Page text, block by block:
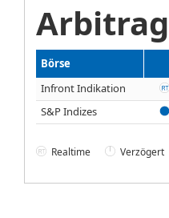
Börse
Infront Indikation
S&P Indizes
Realtime Verzögert